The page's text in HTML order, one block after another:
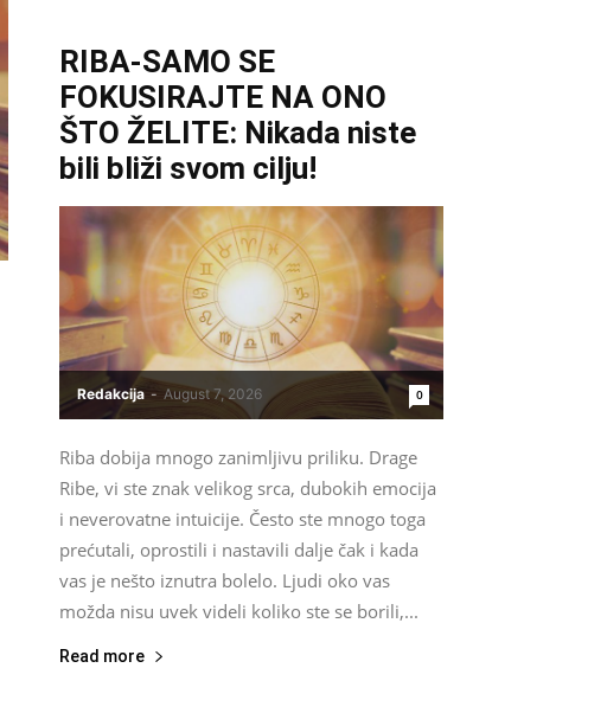
RIBA-SAMO SE
FOKUSIRAJTE NA ONO
ŠTO ŽELITE: Nikada niste
bili bliži svom cilju!
Redakcija - August 7, 2026 0
Riba dobija mnogo zanimljivu priliku. Drage
Ribe, vi ste znak velikog srca, dubokih emocija
i neverovatne intuicije. Često ste mnogo toga
prećutali, oprostili i nastavili dalje čak i kada
vas je nešto iznutra bolelo. Ljudi oko vas
možda nisu uvek videli koliko ste se borili,...
Read more